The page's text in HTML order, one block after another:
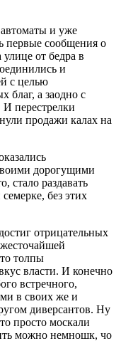
и уже
первые сообщения о
от бедра в
и
с целью
благ, а заодно с
перестрелки
продажи калах на
дорогущими
стало раздавать
без этих
отрицательных
толпы
власти. И конечно
встречного,
в своих же и
диверсантов. Ну
просто москали
можно немношк, чо